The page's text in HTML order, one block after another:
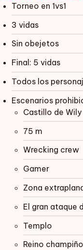
Torneo en 1vs1
3 vidas
Sin obejetos
Final: 5 vidas
Todos los
Escenarios
Castillo de Wily
75 m
Wrecking crew
Gamer
Zona
El gran ataque
Templo
Reino